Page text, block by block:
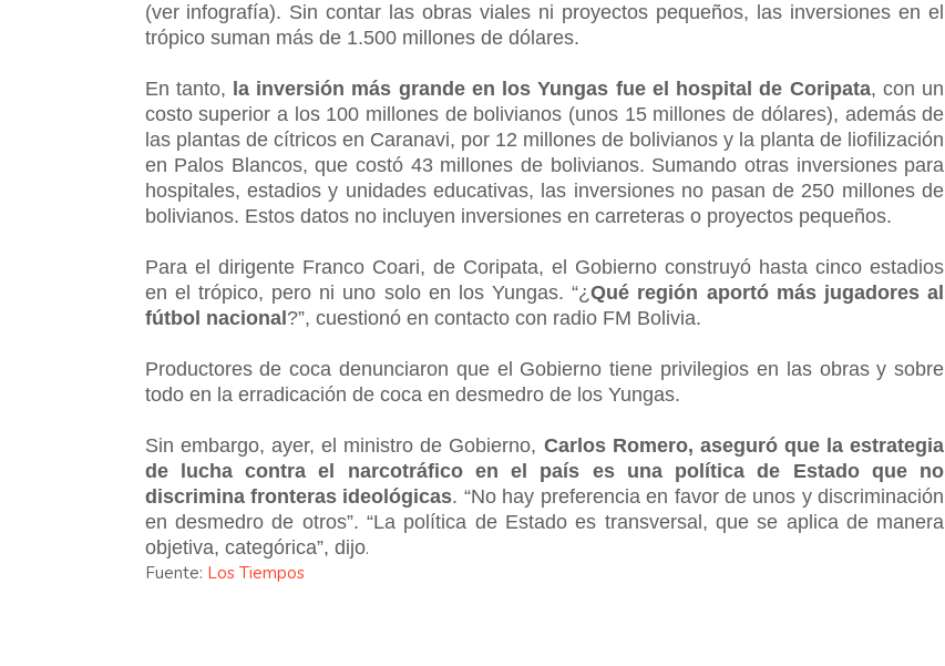
(ver infografía). Sin contar las obras viales ni proyectos pequeños, las inversiones en el
trópico suman más de 1.500 millones de dólares.
En tanto, la inversión más grande en los Yungas fue el hospital de Coripata, con un
costo superior a los 100 millones de bolivianos (unos 15 millones de dólares), además de
las plantas de cítricos en Caranavi, por 12 millones de bolivianos y la planta de liofilización
en Palos Blancos, que costó 43 millones de bolivianos. Sumando otras inversiones para
hospitales, estadios y unidades educativas, las inversiones no pasan de 250 millones de
bolivianos. Estos datos no incluyen inversiones en carreteras o proyectos pequeños.
Para el dirigente Franco Coari, de Coripata, el Gobierno construyó hasta cinco estadios
en el trópico, pero ni uno solo en los Yungas. “¿Qué región aportó más jugadores al
fútbol nacional ?”, cuestionó en contacto con radio FM Bolivia.
Productores de coca denunciaron que el Gobierno tiene privilegios en las obras y sobre
todo en la erradicación de coca en desmedro de los Yungas.
Sin embargo, ayer, el ministro de Gobierno, Carlos Romero, aseguró que la estrategia
de lucha contra el narcotráfico en el país es una política de Estado que no
discrimina fronteras ideológicas. “No hay preferencia en favor de unos y discriminación
en desmedro de otros”. “La política de Estado es transversal, que se aplica de manera
objetiva, categórica”, dijo.
Fuente: Los Tiempos